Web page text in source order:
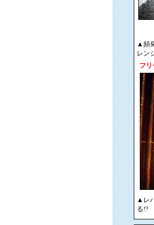
▲頻
レン
フリ
▲レ
る!?